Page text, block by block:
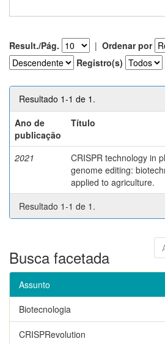
Result./Pág. | Ordenar por
Registro(s)
Resultado 1-1 de 1.
Ano de
publicação
Título
2021
CRISPR technology in
genome editing:
applied to agriculture.
Resultado 1-1 de 1.
Busca facetada
Assunto
Biotecnologia
CRISPRevolution